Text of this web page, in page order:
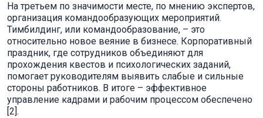
На третьем по значимости месте, по мнению экспертов,
организация командообразующих мероприятий.
Тимбилдинг, или командообразование, – это
относительно новое веяние в бизнесе. Корпоративный
праздник, где сотрудников объединяют для
прохождения квестов и психологических заданий,
помогает руководителям выявить слабые и сильные
стороны работников. В итоге – эффективное
управление кадрами и рабочим процессом обеспечено
[2].